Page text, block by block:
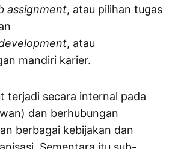
assignment, atau pilihan tugas
, atau
mandiri karier.
terjadi secara internal pada
dan berhubungan
berbagai kebijakan dan